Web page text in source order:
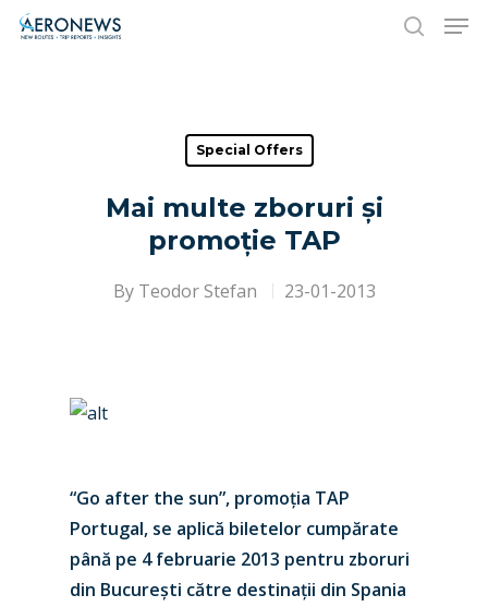
Hit enter to search or ESC to close
Special Offers
Mai multe zboruri și
promoție TAP
By Teodor Stefan 23-01-2013
“Go after the sun”, promoția TAP
Portugal, se aplică biletelor cumpărate
până pe 4 februarie 2013 pentru zboruri
din București către destinații din Spania